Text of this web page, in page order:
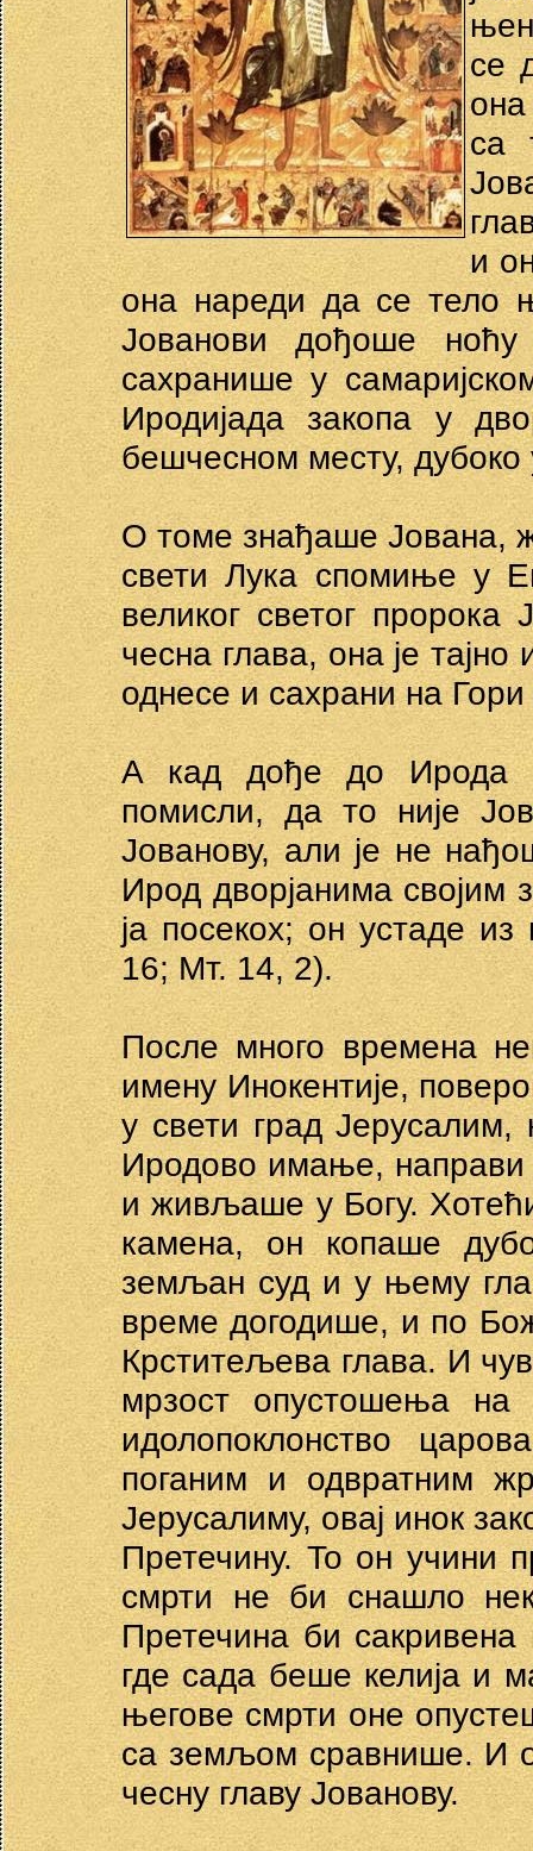
се
са
и
она нареди да се тело
Јованови дођоше
сахранише у
Иродијада закопа у
бешчесном месту,
О томе знађаше Јована,
свети Лука спомиње у
великог светог
чесна глава, она је
однесе и сахрани на
А кад дође до Ирода
помисли, да то није
Јованову, али је не
Ирод дворјанима својим
ја посекох; он устаде
16; Мт. 14, 2).
После много времена
имену Инокентије,
у свети град Јерусалим,
Иродово имање, направи
и живљаше у Богу.
камена, он копаше
земљан суд и у њему
време догодише, и по
Крститељева глава. И
мрзост опустошења
идолопоклонство
поганим и одвратним
Јерусалиму, овај инок
Претечину. To он учини
смрти не би снашло
Претечина би
где сада беше келија и
његове смрти оне
са земљом сравнише. И
чесну главу Јованову.